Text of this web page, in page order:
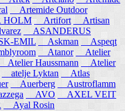
Artemide Outdoor
HOLM Artifort
Artisan
ASANDERUS
EMIL Askman
Aspeqt
Atanor
Atelier
Atelier Haussmann
Atelier
atelje Lyktan
Atlas
Auerberg
Austroflamm
AVO
AXEL VEIT
Ayal Rosin